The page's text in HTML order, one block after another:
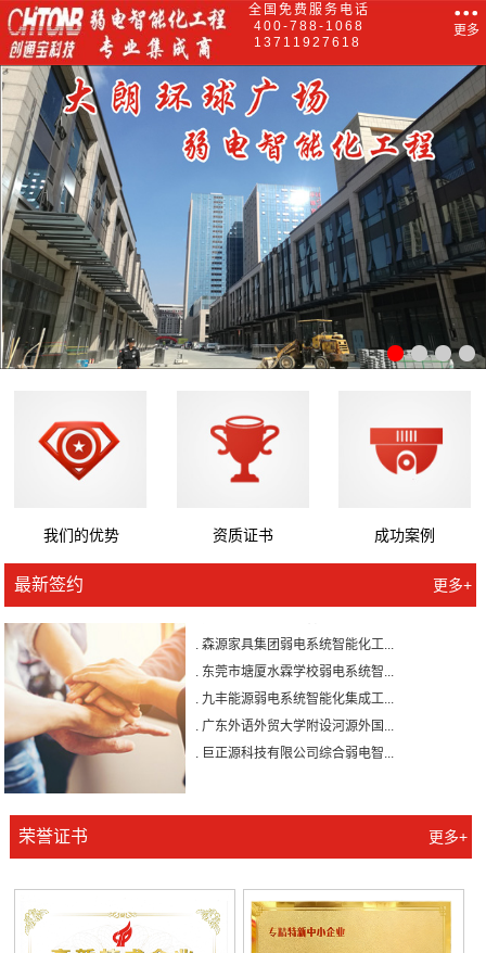
全国免费服务电话
400-788-1068
13711927618
更多
我们的优势 资质证书 成功案例
最新签约 更多+
. 广州壹加壹整形美容医院有限公...
. 森源家具集团弱电系统智能化工...
. 东莞市塘厦水霖学校弱电系统智...
荣誉证书 更多+